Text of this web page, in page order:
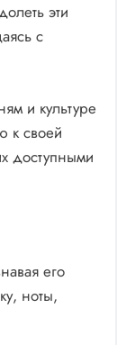
эти
с
и культуре
к своей
доступными
его
ноты,